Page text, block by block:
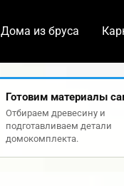
Дома из бруса
Готовим материалы
Отбираем древесину и
подготавливаем детали
домокомплекта.